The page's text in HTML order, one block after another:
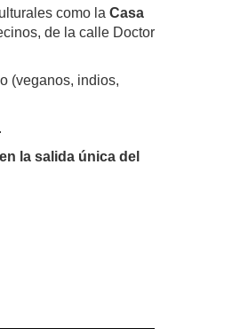
como la Casa
de la calle Doctor
(veganos, indios,
la salida única del